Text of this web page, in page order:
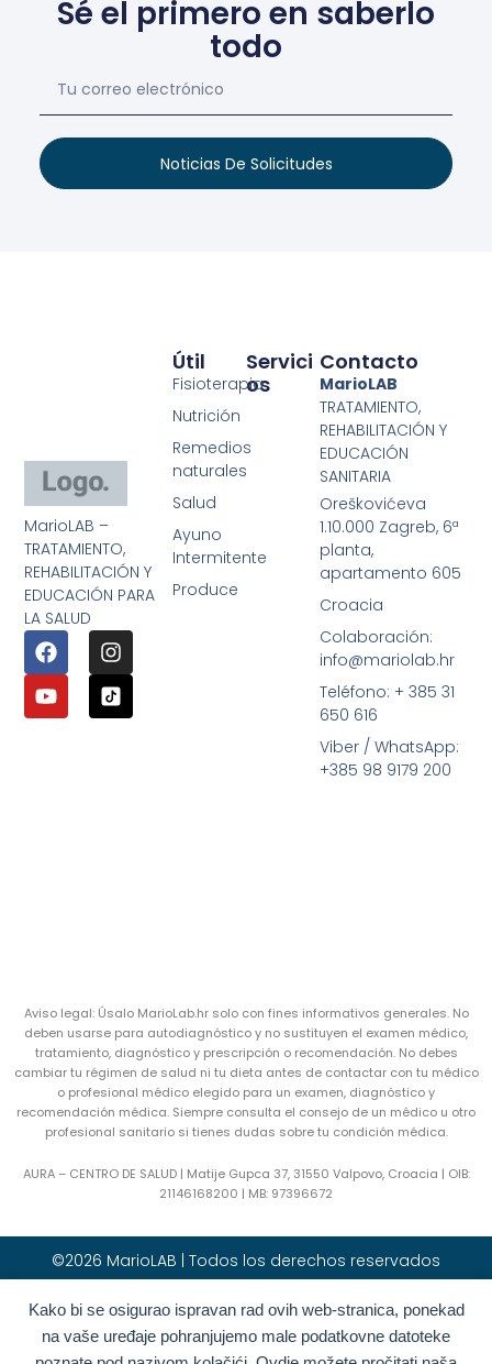
Kako bi se osigurao ispravan rad ovih web-stranica, ponekad
na vaše uređaje pohranjujemo male podatkovne datoteke
Sé el primero en saberlo
todo
Noticias De Solicitudes
MarioLAB –
TRATAMIENTO,
REHABILITACIÓN Y
EDUCACIÓN PARA
LA SALUD
Servici
Os
Útil
Fisioterapia
Nutrición
Remedios
naturales
Salud
Ayuno
Intermitente
Produce
Contacto
MarioLAB
TRATAMIENTO,
REHABILITACIÓN Y
EDUCACIÓN
SANITARIA
Oreškovićeva
1.10.000 Zagreb, 6ª
planta,
apartamento 605
Croacia
Colaboración:
info@mariolab.hr
Teléfono: + 385 31
650 616
Viber / WhatsApp:
+385 98 9179 200
Aviso legal: Úsalo MarioLab.hr solo con fines informativos generales. No
deben usarse para autodiagnóstico y no sustituyen el examen médico,
tratamiento, diagnóstico y prescripción o recomendación. No debes
cambiar tu régimen de salud ni tu dieta antes de contactar con tu médico
o profesional médico elegido para un examen, diagnóstico y
recomendación médica. Siempre consulta el consejo de un médico u otro
profesional sanitario si tienes dudas sobre tu condición médica.
AURA – CENTRO DE SALUD | Matije Gupca 37, 31550 Valpovo, Croacia | OIB:
21146168200 | MB: 97396672
©2026 MarioLAB | Todos los derechos reservados
Hrvatski (Croata) English(Inglés)
Deutsch(Alemán) Polski(Polaco)